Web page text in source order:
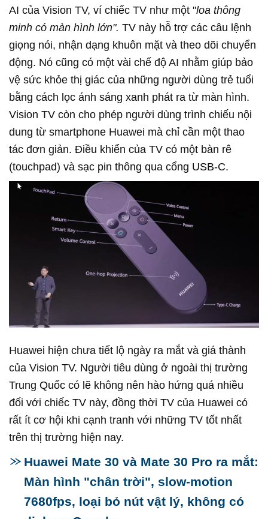
AI của Vision TV, ví chiếc TV như một "loa thông
minh có màn hình lớn". TV này hỗ trợ các câu lệnh
giọng nói, nhận dạng khuôn mặt và theo dõi chuyển
động. Nó cũng có một vài chế độ AI nhằm giúp bảo
vệ sức khỏe thị giác của những người dùng trẻ tuổi
bằng cách lọc ánh sáng xanh phát ra từ màn hình.
Vision TV còn cho phép người dùng trình chiếu nội
dung từ smartphone Huawei mà chỉ cần một thao
tác đơn giản. Điều khiển của TV có một bàn rê
(touchpad) và sạc pin thông qua cổng USB-C.
Huawei hiện chưa tiết lộ ngày ra mắt và giá thành
của Vision TV. Người tiêu dùng ở ngoài thị trường
Trung Quốc có lẽ không nên hào hứng quá nhiều
đối với chiếc TV này, đồng thời TV của Huawei có
rất ít cơ hội khi cạnh tranh với những TV tốt nhất
trên thị trường hiện nay.
Huawei Mate 30 và Mate 30 Pro ra mắt:
Màn hình "chân trời", slow-motion
7680fps, loại bỏ nút vật lý, không có